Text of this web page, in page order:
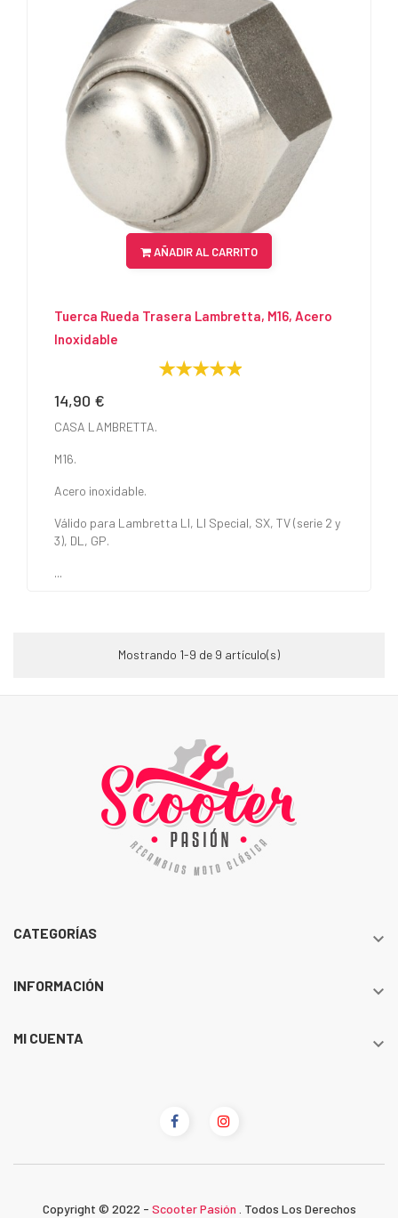
AÑADIR AL CARRITO
Tuerca Rueda Trasera Lambretta, M16, Acero
Inoxidable
Precio
14,90 €
CASA LAMBRETTA.
M16.
Acero inoxidable.
Válido para Lambretta LI, LI Special, SX, TV (serie 2 y
3), DL, GP.
...
Mostrando 1-9 de 9 artículo(s)
CATEGORÍAS 
INFORMACIÓN 
MI CUENTA 
Copyright © 2022 - Scooter Pasión . Todos Los Derechos